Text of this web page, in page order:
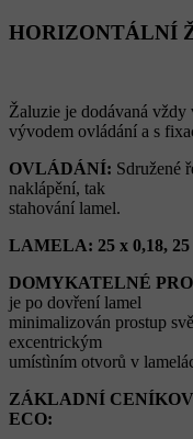
HORIZONTÁLNÍ
Žaluzie je dodávaná
vývodem ovládání a s
OVLÁDÁNÍ: Sdružené
naklápění, tak
stahování lamel.
LAMELA: 25 x 0,18, 25
DOMYKATELNÉ
je po dovření lamel
minimalizován prostup
excentrickým
umístìním otvorů v
ZÁKLADNÍ
ECO: